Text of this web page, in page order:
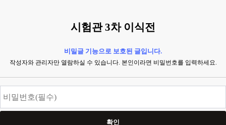
시험관 3차 이식전
비밀글 기능으로 보호된 글입니다.
작성자와 관리자만 열람하실 수 있습니다. 본인이라면 비밀번호를 입력하세요.